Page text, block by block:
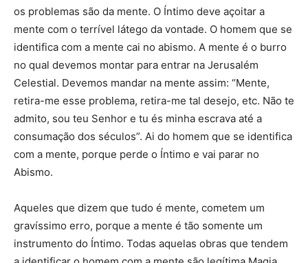
os problemas são da mente. O Íntimo deve açoitar a
mente com o terrível látego da vontade. O homem que se
identifica com a mente cai no abismo. A mente é o burro
no qual devemos montar para entrar na Jerusalém
Celestial. Devemos mandar na mente assim: “Mente,
retira-me esse problema, retira-me tal desejo, etc. Não te
admito, sou teu Senhor e tu és minha escrava até a
consumação dos séculos”. Ai do homem que se identifica
com a mente, porque perde o Íntimo e vai parar no
Abismo.
Aqueles que dizem que tudo é mente, cometem um
gravíssimo erro, porque a mente é tão somente um
instrumento do Íntimo. Todas aquelas obras que tendem